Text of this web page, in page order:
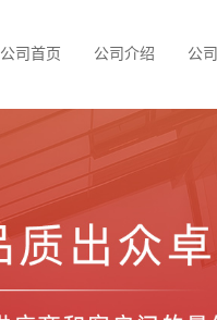
公司首页 公司介绍 公